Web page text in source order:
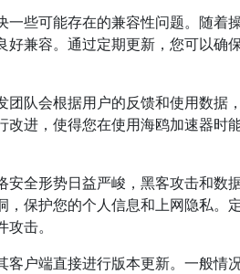
些可能存在的兼容性问题。随着
兼容。通过定期更新，您可以确
队会根据用户的反馈和使用数据
进，使得您在使用海鸥加速器时
全形势日益严峻，黑客攻击和数
保护您的个人信息和上网隐私。
击。
户端直接进行版本更新。一般情